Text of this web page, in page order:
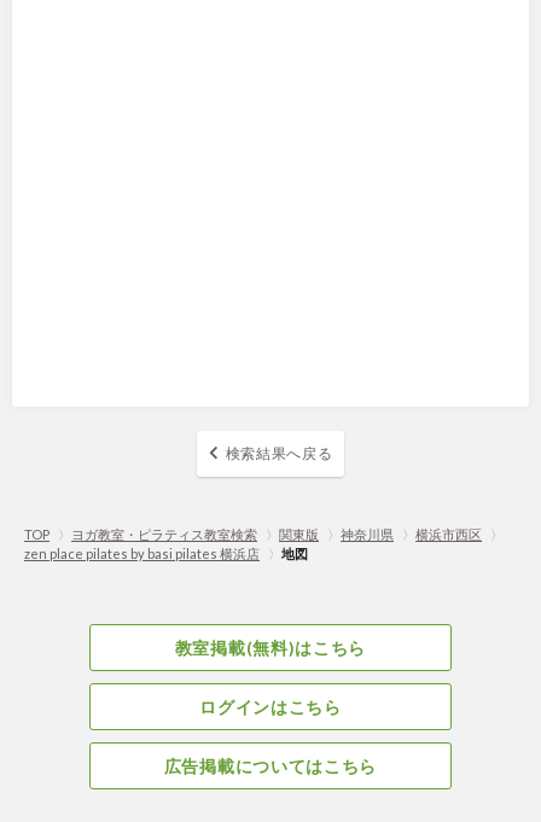
検索結果へ戻る
TOP 〉 ヨガ教室・ピラティス教室検索 〉 関東版 〉 神奈川県 〉 横浜市西区
〉
zen place pilates by basi pilates 横浜店
〉 地図
教室掲載(無料)はこちら
ログインはこちら
広告掲載についてはこちら